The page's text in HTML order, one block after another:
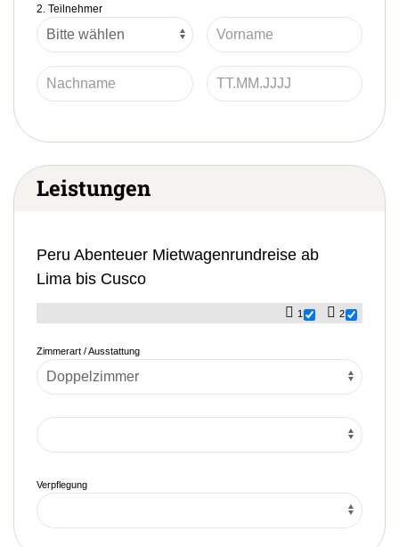
2. Teilnehmer
Leistungen
Peru Abenteuer Mietwagenrundreise ab
Lima bis Cusco
1 2
Zimmerart / Ausstattung
Verpflegung